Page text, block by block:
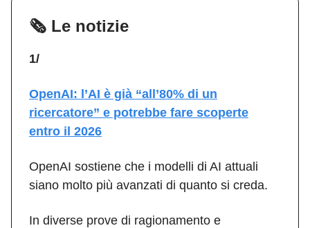
🗞️ Le notizie
1/
OpenAI: l’AI è già “all’80% di un
ricercatore” e potrebbe fare scoperte
entro il 2026
OpenAI sostiene che i modelli di AI attuali
siano molto più avanzati di quanto si creda.
In diverse prove di ragionamento e